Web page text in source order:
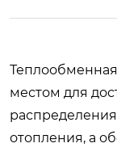
местом для
отопления, а